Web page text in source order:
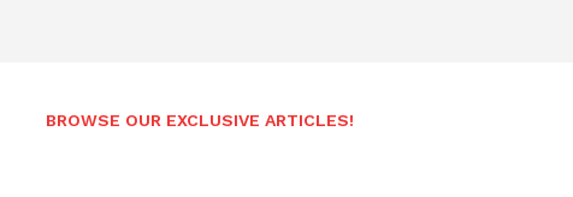
BROWSE OUR EXCLUSIVE ARTICLES!